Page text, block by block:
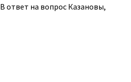
ответ на вопрос Казановы,